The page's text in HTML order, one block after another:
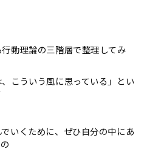
動理論の三階層で整理してみ
こういう風に思っている」とい
いくために、ぜひ自分の中にあ